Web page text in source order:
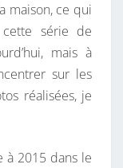
maison, ce qui
cette série de
mais à
sur les
réalisées, je
à 2015 dans le